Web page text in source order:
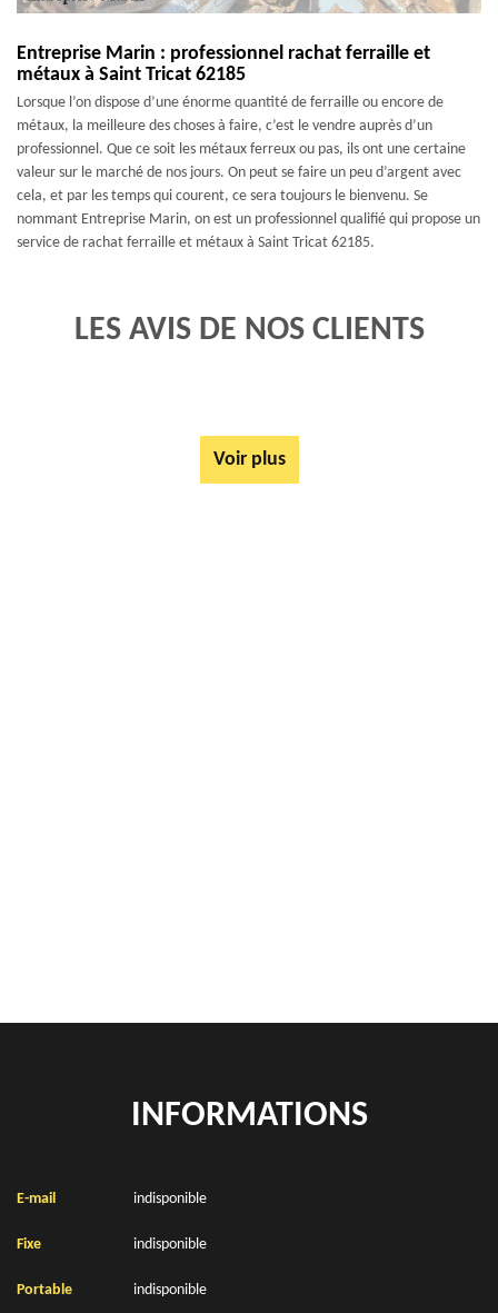
Entreprise Marin : professionnel rachat ferraille et
métaux à Saint Tricat 62185
Lorsque l’on dispose d’une énorme quantité de ferraille ou encore de
métaux, la meilleure des choses à faire, c’est le vendre auprès d’un
professionnel. Que ce soit les métaux ferreux ou pas, ils ont une certaine
valeur sur le marché de nos jours. On peut se faire un peu d’argent avec
cela, et par les temps qui courent, ce sera toujours le bienvenu. Se
nommant Entreprise Marin, on est un professionnel qualifié qui propose un
service de rachat ferraille et métaux à Saint Tricat 62185.
LES AVIS DE NOS CLIENTS
Voir plus
INFORMATIONS
E-mail indisponible
Fixe indisponible
Portable indisponible